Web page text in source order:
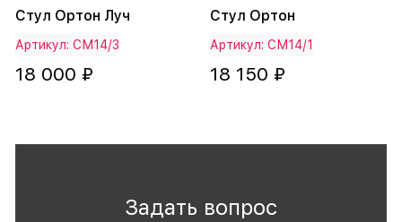
Стул Ортон Луч
Артикул: СМ14/3
18 000 ₽
Стул Ортон
Артикул: СМ14/1
18 150 ₽
Задать вопрос